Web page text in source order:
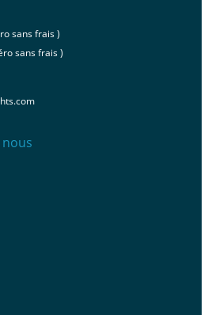
sans frais )
sans frais )
nous